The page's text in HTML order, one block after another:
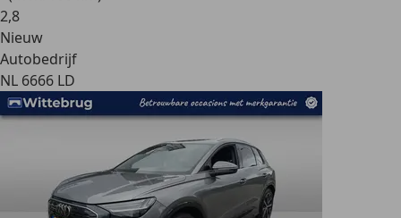
2,8
Nieuw
Autobedrijf
NL 6666 LD